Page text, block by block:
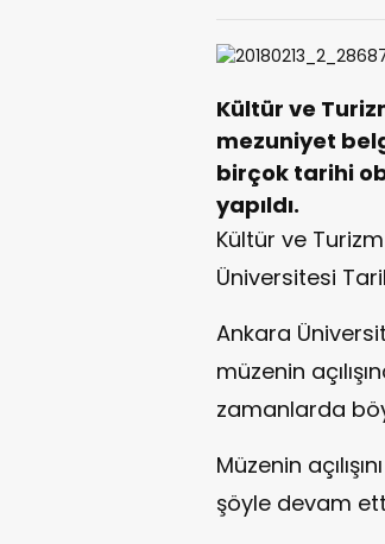
Kültür ve
mezuniyet
birçok tarihi
yapıldı.
Kültür ve
Üniversitesi
Ankara
müzenin
zamanlarda
Müzenin
şöyle devam